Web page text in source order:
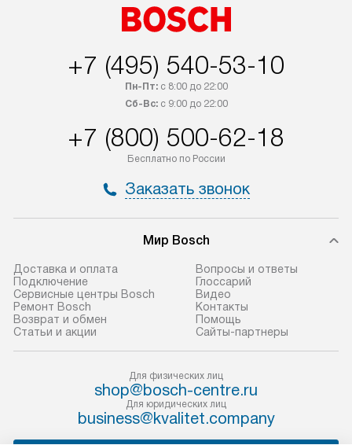
интересен товар «Под заказ»,
приобретения с менеджером сайта.
Товары с специальным лейблом
доставляются бесплатно
и отдельная доставка аксессуаров
не предусмотрена.
В оговоренный день служба
доставки доставит упакованный
прибор до двери или прихожей.
Если необходимо переместить
пожалуйста, предварительно
уточните это с менеджером.
За данную услугу взимается
дополнительная плата. Важно
учитывать, что если размеры
прибора не позволяют ему пройти
через дверной проем, сотрудники
транспортной службы не могут
демонтировать дверцы, ручки или
гарантию 1 год
работы и
и регулярное
обеспечивают
Готовые
от категории,
слива.
включает в
монтаж техники
+7 (495) 540-53-10
Пн-Пт:с 8:00 до 22:00
Сб-Вс:с 9:00 до 22:00
+7 (800) 500-62-18
Бесплатно по России
Заказать звонок
Мир Bosch
Доставка и оплата
Подключение
Сервисные центры Bosch
Ремонт Bosch
Возврат и обмен
Статьи и акции
Вопросы и ответы
Глоссарий
Видео
Контакты
Помощь
Сайты-партнеры
Для физических лиц
shop@bosch-centre.ru
Для юридических лиц
business@kvalitet.company